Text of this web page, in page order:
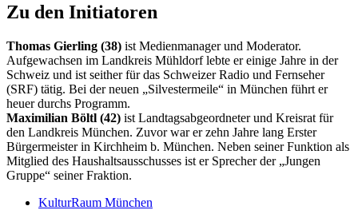
Zu den Initiatoren
Thomas Gierling (38) ist Medienmanager und Moderator.
Aufgewachsen im Landkreis Mühldorf lebte er einige Jahre in der
Schweiz und ist seither für das Schweizer Radio und Fernseher
(SRF) tätig. Bei der neuen „Silvestermeile“ in München führt er
heuer durchs Programm.
Maximilian Böltl (42) ist Landtagsabgeordneter und Kreisrat für
den Landkreis München. Zuvor war er zehn Jahre lang Erster
Bürgermeister in Kirchheim b. München. Neben seiner Funktion als
Mitglied des Haushaltsausschusses ist er Sprecher der „Jungen
Gruppe“ seiner Fraktion.
KulturRaum München